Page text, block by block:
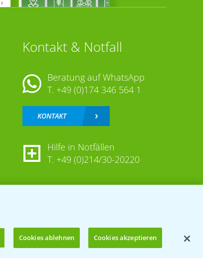
Kontakt & Notfall
Beratung auf WhatsApp
T. +49 (0)174 346 564 1
KONTAKT
Hilfe in Notfällen
T. +49 (0)214/30-20220
Cookies ablehnen Cookies akzeptieren